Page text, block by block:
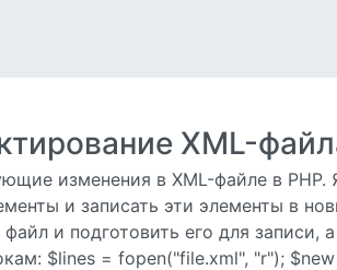
XML-
изменения в XML-файле в
и записать эти элементы в
и подготовить его для записи,
$lines = fopen("file.xml", "r");